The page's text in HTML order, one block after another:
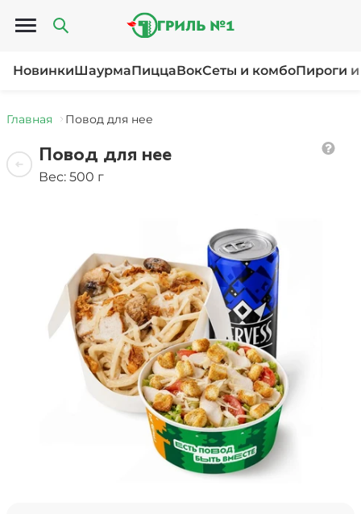
Открыть меню
НовинкиШаурмаПиццаВокСеты и комбоПироги
Главная Повод для нее
Повод для нее
Вес: 500 г